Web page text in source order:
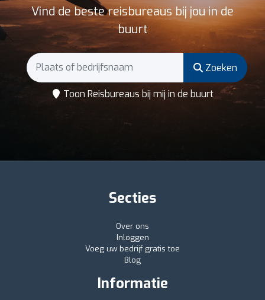
Vind de beste reisbureaus bij jou in de
buurt
Zoeken
Toon Reisbureaus bij mij in de buurt
Secties
Over ons
Inloggen
Voeg uw bedrijf gratis toe
Blog
Informatie